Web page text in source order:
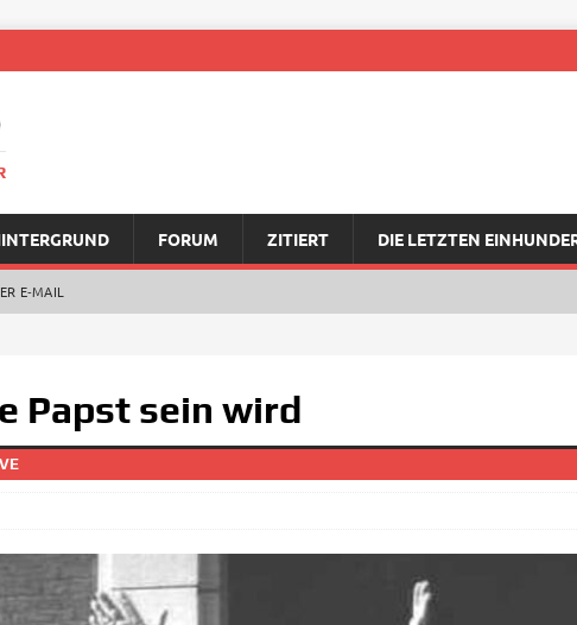
FORUM ZITIERT DIE LETZTEN
E‑MAIL
Papst sein wird